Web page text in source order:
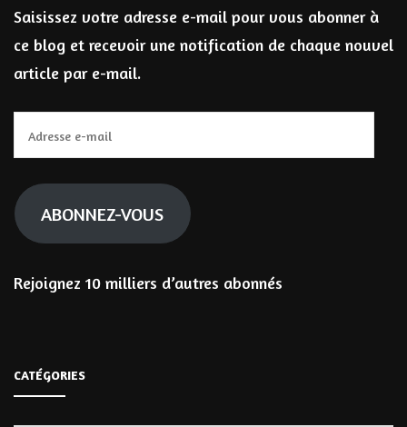
Saisissez votre adresse e-mail pour vous abonner à
ce blog et recevoir une notification de chaque nouvel
article par e-mail.
e-
mail
ABONNEZ-VOUS
Rejoignez 10 milliers d’autres abonnés
CATÉGORIES